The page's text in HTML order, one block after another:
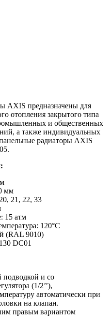
AXIS предназначены для
отопления закрытого типа
и общественных
а также индивидуальных
радиаторы AXIS
мм
21, 22, 33
15 атм
120°C
(RAL 9010)
DC01
и со
(1/2’’),
автоматически при
на клапан.
правым вариантом